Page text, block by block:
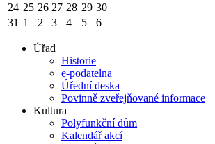
24 25 26 27 28 29 30
31 1 2 3 4 5 6
Úřad
Historie
e-podatelna
Úřední deska
Povinně zveřejňované informace
Kultura
Polyfunkční dům
Kalendář akcí